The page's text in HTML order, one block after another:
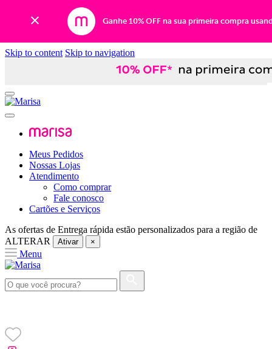
Ganhe 10% OFF na sua primeira compra
Skip to content Skip to navigation
Meus Pedidos
Nossas Lojas
Atendimento
Como comprar
Fale conosco
Cartões e Serviços
As ofertas de Entrega rápida estão personalizados para a região de
ALTERAR
Ativar ×
Menu